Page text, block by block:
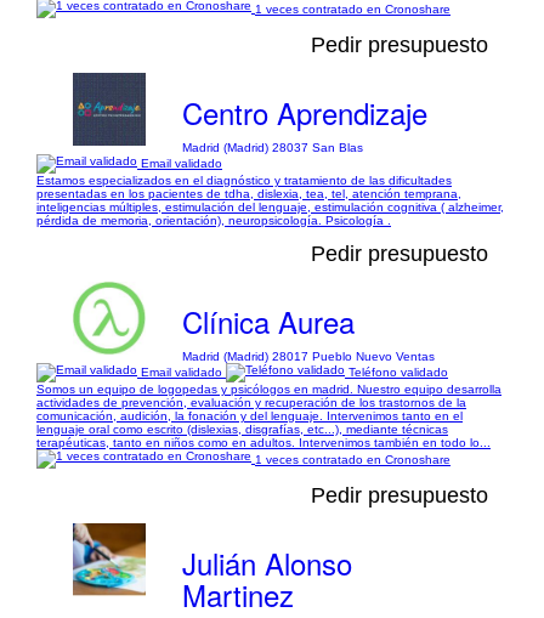
1 veces contratado en Cronoshare
Pedir presupuesto
Centro Aprendizaje
Madrid (Madrid) 28037 San Blas
Email validado
Estamos especializados en el diagnóstico y tratamiento de las dificultades
presentadas en los pacientes de tdha, dislexia, tea, tel, atención temprana,
inteligencias múltiples, estimulación del lenguaje, estimulación cognitiva ( alzheimer,
pérdida de memoria, orientación), neuropsicología. Psicología .
Pedir presupuesto
Clínica Aurea
Madrid (Madrid) 28017 Pueblo Nuevo Ventas
Email validado
Teléfono validado
Somos un equipo de logopedas y psicólogos en madrid. Nuestro equipo desarrolla
actividades de prevención, evaluación y recuperación de los trastornos de la
comunicación, audición, la fonación y del lenguaje. Intervenimos tanto en el
lenguaje oral como escrito (dislexias, disgrafías, etc...), mediante técnicas
terapéuticas, tanto en niños como en adultos. Intervenimos también en todo lo...
1 veces contratado en Cronoshare
Pedir presupuesto
Julián Alonso
Martinez